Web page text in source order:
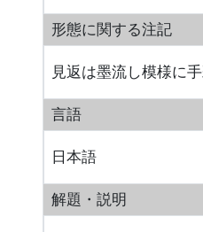
形態に関する注記
見返は墨流し模様に
言語
日本語
解題・説明